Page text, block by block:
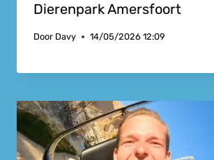
Dierenpark Amersfoort
Door Davy 14/05/2026 12:09